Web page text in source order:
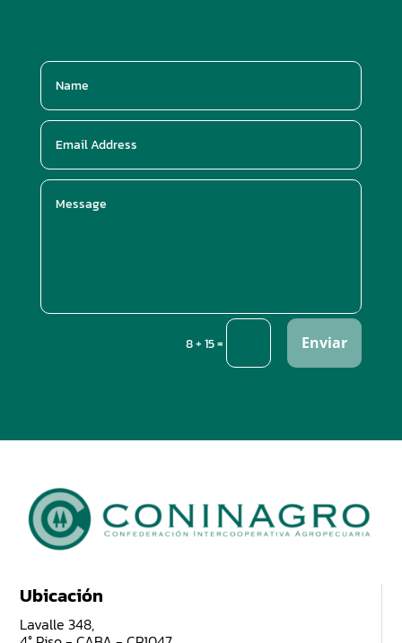
8 + 15= Enviar
Ubicación
Lavalle 348,